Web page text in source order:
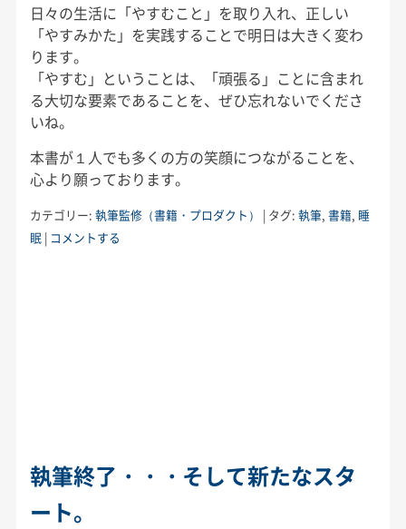
日々の生活に「やすむこと」を取り入れ、正しい
「やすみかた」を実践することで明日は大きく変わ
ります。
「やすむ」ということは、「頑張る」ことに含まれ
る大切な要素であることを、ぜひ忘れないでくださ
いね。
本書が１人でも多くの方の笑顔につながることを、
心より願っております。
カテゴリー: 執筆監修（書籍・プロダクト） | タグ: 執筆 書籍 睡
眠 | コメントする
執筆終了・・・そして新たなスタ
ート。